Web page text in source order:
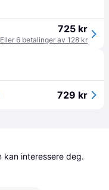
725 kr
Eller 6 betalinger av 128 kr
729 kr